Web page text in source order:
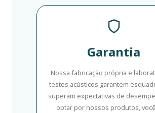
Garantia
Nossa fabricação própria e
testes acústicos garantem
superam expectativas de
optar por nossos produtos,